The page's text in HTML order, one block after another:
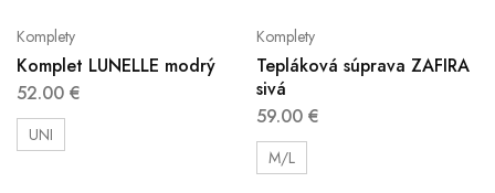
Komplety
Komplet LUNELLE modrý
52.00 €
UNI
Komplety
Tepláková súprava ZAFIRA
sivá
59.00 €
M/L